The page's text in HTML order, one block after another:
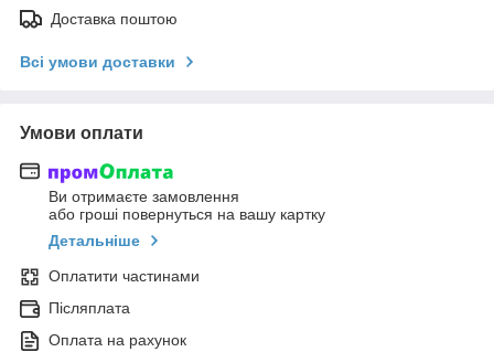
Доставка поштою
Всі умови доставки
Умови оплати
Ви отримаєте замовлення
або гроші повернуться на вашу картку
Детальніше
Оплатити частинами
Післяплата
Оплата на рахунок